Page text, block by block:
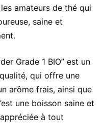
amateurs de thé qui
saine et
Grade 1 BIO” est un
qui offre une
arôme frais, ainsi que
une boisson saine et
à tout